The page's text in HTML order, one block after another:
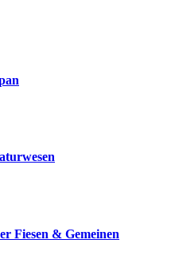
Fiesen & Gemeinen